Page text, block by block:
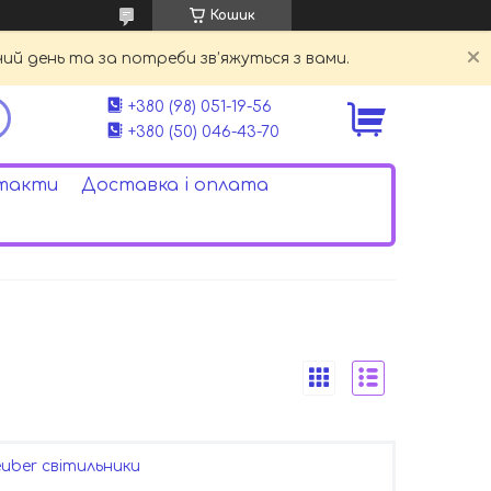
Кошик
день та за потреби зв’яжуться з вами.
+380 (98) 051-19-56
+380 (50) 046-43-70
Доставка і оплата
світильники